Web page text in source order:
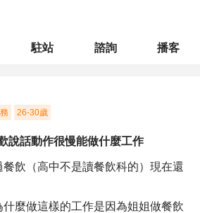
駐站 諮詢 播客
26-30歲
說話動作很慢能做什麼工作
飲（高中不是讀餐飲科的）現在還
麼做這樣的工作是因為姐姐做餐飲